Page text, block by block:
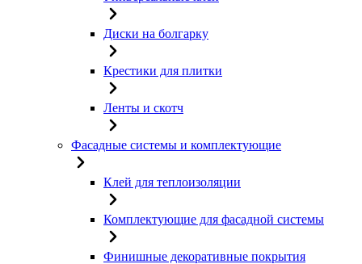
Диски на болгарку
Крестики для плитки
Ленты и скотч
Фасадные системы и комплектующие
Клей для теплоизоляции
Комплектующие для фасадной системы
Финишные декоративные покрытия